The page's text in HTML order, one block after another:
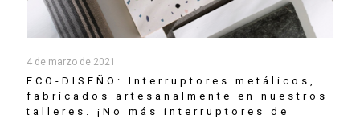
4 de marzo de 2021
ECO-DISEÑO: Interruptores metálicos,
fabricados artesanalmente en nuestros
talleres. ¡No más interruptores de